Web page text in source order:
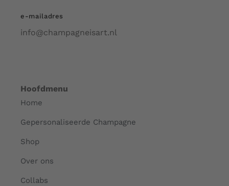
e-mailadres
info@champagneisart.nl
Hoofdmenu
Home
Gepersonaliseerde Champagne
Shop
Over ons
Collabs